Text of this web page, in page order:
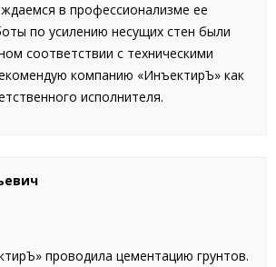
в профессионализме ее
по усилению несущих стен были
соответствии с техническими
компанию «ИнъектирЪ» как
исполнителя.
проводила цементацию грунтов.